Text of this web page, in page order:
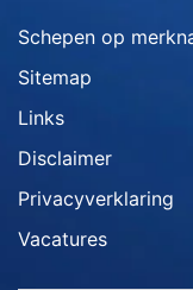
Schepen op
Sitemap
Links
Disclaimer
Privacyverklaring
Vacatures